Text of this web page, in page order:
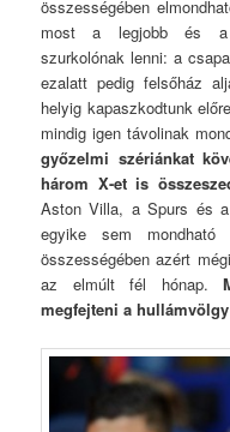
összességében
most a legjobb és a
szurkolónak lenni: a
ezalatt pedig felsőház
helyig kapaszkodtunk
mindig igen távolinak
győzelmi szériánkat
három X-et is
Aston Villa, a Spurs és
egyike sem mondható
összességében azért
az elmúlt fél hónap.
megfejteni a